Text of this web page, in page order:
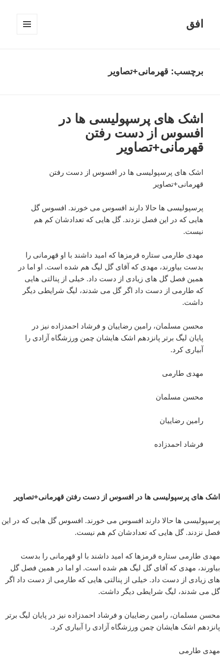
افق
برچسب: قهرمانی+تصاویر
اشک های پرسپولیسی ها در
افسوس از دست رفتن
قهرمانی+تصاویر
اشک های پرسپولیسی ها در افسوس از دست رفتن
قهرمانی+تصاویر
پرسپولیسی ها حالا دارند افسوس می خورند. افسوس گل
هایی که در این فصل نزدند. گل هایی که تعدادشان کم هم
نیست.
مهدی طارمی ستاره قرمزها که امید داشند با او قهرمانی را
بدست بیاورند، مهدی که آقای گل لیگ هم شده است. او اما در
همین فصل گل های زیادی از دست داد. خیلی از پنالتی هایی
که طارمی از دست داد اگر گل می شدند، لیگ شرایطی دیگر
داشت.
محسن مسلمان، رامین رضاییان و فرشاد احمدزاده نیز در
پایان لیگ برتر پانزدهم اشک هایشان چمن ورزشگاه آزادی را
آبیاری کرد.
مهدی طارمی
محسن مسلمان
رامین رضاییان
فرشاد احمدزاده
اشک های پرسپولیسی ها در افسوس از دست رفتن قهرمانی+تصاویر
پرسپولیسی ها حالا دارند افسوس می خورند. افسوس گل هایی که در این
فصل نزدند. گل هایی که تعدادشان کم هم نیست.
مهدی طارمی ستاره قرمزها که امید داشند با او قهرمانی را بدست
بیاورند، مهدی که آقای گل لیگ هم شده است. او اما در همین فصل گل
های زیادی از دست داد. خیلی از پنالتی هایی که طارمی از دست داد اگر
گل می شدند، لیگ شرایطی دیگر داشت.
محسن مسلمان، رامین رضاییان و فرشاد احمدزاده نیز در پایان لیگ برتر
پانزدهم اشک هایشان چمن ورزشگاه آزادی را آبیاری کرد.
مهدی طارمی